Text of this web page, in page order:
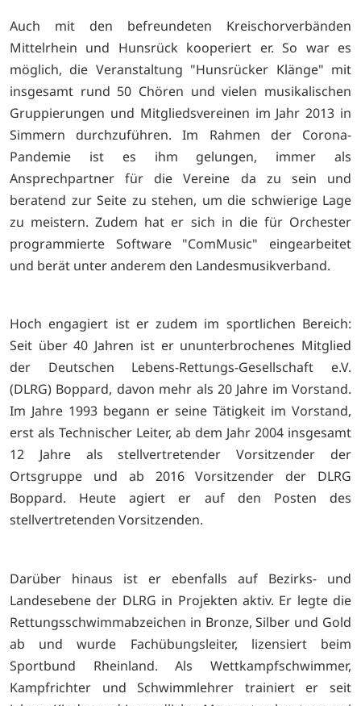
Auch mit den befreundeten Kreischorverbänden
Mittelrhein und Hunsrück kooperiert er. So war es
möglich, die Veranstaltung "Hunsrücker Klänge" mit
insgesamt rund 50 Chören und vielen musikalischen
Gruppierungen und Mitgliedsvereinen im Jahr 2013 in
Simmern durchzuführen. Im Rahmen der Corona-
Pandemie ist es ihm gelungen, immer als
Ansprechpartner für die Vereine da zu sein und
beratend zur Seite zu stehen, um die schwierige Lage
zu meistern. Zudem hat er sich in die für Orchester
programmierte Software "ComMusic" eingearbeitet
und berät unter anderem den Landesmusikverband.
Hoch engagiert ist er zudem im sportlichen Bereich:
Seit über 40 Jahren ist er ununterbrochenes Mitglied
der Deutschen Lebens-Rettungs-Gesellschaft e.V.
(DLRG) Boppard, davon mehr als 20 Jahre im Vorstand.
Im Jahre 1993 begann er seine Tätigkeit im Vorstand,
erst als Technischer Leiter, ab dem Jahr 2004 insgesamt
12 Jahre als stellvertretender Vorsitzender der
Ortsgruppe und ab 2016 Vorsitzender der DLRG
Boppard. Heute agiert er auf den Posten des
stellvertretenden Vorsitzenden.
Darüber hinaus ist er ebenfalls auf Bezirks- und
Landesebene der DLRG in Projekten aktiv. Er legte die
Rettungsschwimmabzeichen in Bronze, Silber und Gold
ab und wurde Fachübungsleiter, lizensiert beim
Sportbund Rheinland. Als Wettkampfschwimmer,
Kampfrichter und Schwimmlehrer trainiert er seit